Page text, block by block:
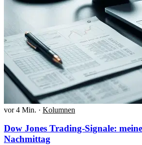
vor 4 Min. · Kolumnen
Dow Jones Trading-Signale:
Nachmittag